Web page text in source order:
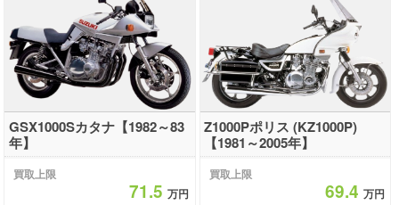
GSX1000Sカタナ【1982～83
年】
買取上限
71.5万円
Z1000Pポリス (KZ1000P)
【1981～2005年】
買取上限
69.4 万円